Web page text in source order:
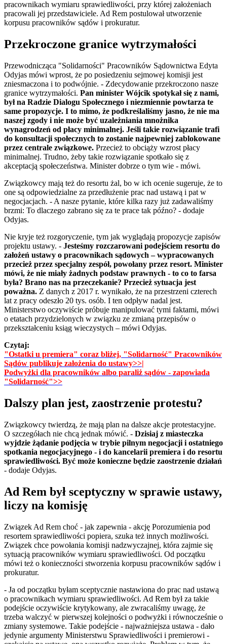
pracownikach wymiaru sprawiedliwości, przy której założeniach
pracowali jej przedstawiciele. Ad Rem postulował utworzenie
korpusu pracowników sądów i prokuratur.
Przekroczone granice wytrzymałości
Przewodnicząca "Solidarności" Pracowników Sądownictwa Edyta
Odyjas mówi wprost, że po posiedzeniu sejmowej komisji jest
zniesmaczona i to podwójnie. - Zdecydowanie przekroczono nasze
granice wytrzymałości. Pan minister Wójcik spotykał się z nami,
był na Radzie Dialogu Społecznego i niezmiennie powtarza te
same propozycje. I to mimo, że podkreślaliśmy jasno, że nie ma
naszej zgody i nie może być uzależniania mnożnika
wynagrodzeń od płacy minimalnej. Jeśli takie rozwiązanie trafi
do konsultacji społecznych to zostanie najpewniej zablokowane
przez centrale związkowe. Przecież to obciąży wzrost płacy
minimalnej. Trudno, żeby takie rozwiązanie spotkało się z
akceptacją społeczeństwa. Minister dobrze o tym wie - mówi.
Związkowcy mają też do resortu żal, bo w ich ocenie sugeruje, że to
one są odpowiedzialne za przedłużenie prac nad ustawą i pat w
negocjacjach. - A nasze pytanie, które kilka razy już zadawaliśmy
brzmi: To dlaczego zabrano się za te prace tak późno? - dodaje
Odyjas.
Nie kryje też rozgoryczenie, tym jak wyglądają propozycje zapisów
projektu ustawy. - Jesteśmy rozczarowani podejściem resortu do
założeń ustawy o pracownikach sądowych – wypracowanych
przecież przez specjalny zespół, powołany przez resort. Minister
mówi, że nie miały żadnych podstaw prawnych - to co to farsa
była? Brano nas na przeczekanie? Przecież sytuacja jest
poważna. Z danych z 2017 r. wynikało, że na przestrzeni czterech
lat z pracy odeszło 20 tys. osób. I ten odpływ nadal jest.
Ministerstwo oczywiście próbuje manipulować tymi faktami, mówi
o etatach przydzielonych w związku ze zmianą przepisów o
przekształceniu ksiąg wieczystych – mówi Odyjas.
Czytaj:
"Ostatki u premiera" coraz bliżej, "Solidarność" Pracowników
Sądów publikuje założenia do ustawy>>|
Podwyżki dla pracowników albo paraliż sądów - zapowiada
"Solidarność">>
Dalszy plan jest, zaostrzenie protestu?
Związkowcy twierdzą, że mają plan na dalsze akcje protestacyjne.
O szczegółach nie chcą jednak mówić. - Dzisiaj z miasteczka
wyjdzie żądanie podjęcia w trybie pilnym negocjacji i ostatniego
spotkania negocjacyjnego - i do kancelarii premiera i do resortu
sprawiedliwości. Być może konieczne będzie zaostrzenie działań
- dodaje Odyjas.
Ad Rem był sceptyczny w sprawie ustawy,
liczy na komisję
Związek Ad Rem choć - jak zapewnia - akcję Porozumienia pod
resortem sprawiedliwości popiera, szuka też innych możliwości.
Związek chce powołania komisji nadzwyczajnej, która zajmie się
sytuacją pracowników wymiaru sprawiedliwości. Od początku
mówi też o konieczności stworzenia korpusu pracowników sądów i
prokuratur.
- Ja od początku byłam sceptycznie nastawiona do prac nad ustawą
o pracownikach wymiaru sprawiedliwości. Ad Rem był za takie
podejście oczywiście krytykowany, ale zwracaliśmy uwagę, że
trzeba walczyć w pierwszej kolejności o podwyżki i równocześnie o
zmiany systemowe. Takie podejście - najważniejsza ustawa - dało
jedynie argumenty Ministerstwu Sprawiedliwości i premierowi -